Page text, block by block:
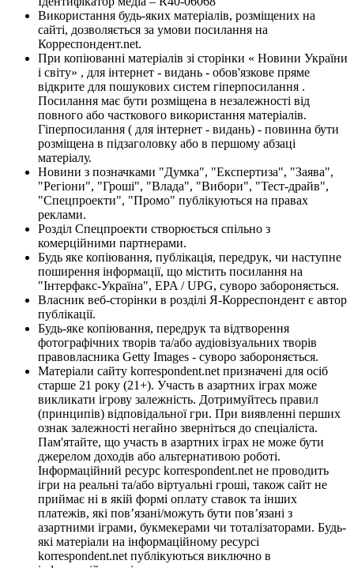
Використання будь-яких матеріалів, розміщених на
сайті, дозволяється за умови посилання на
Корреспондент.net.
При копіюванні матеріалів зі сторінки « Новини України
і світу» , для інтернет - видань - обов'язкове пряме
відкрите для пошукових систем гіперпосилання .
Посилання має бути розміщена в незалежності від
повного або часткового використання матеріалів.
Гіперпосилання ( для інтернет - видань) - повинна бути
розміщена в підзаголовку або в першому абзаці
матеріалу.
Новини з позначками "Думка", "Експертиза", "Заява",
"Регіони", "Гроші", "Влада", "Вибори", "Тест-драйв",
"Спецпроекти", "Промо" публікуються на правах
реклами.
Розділ Спецпроекти створюється спільно з
комерційними партнерами.
Будь яке копіювання, публікація, передрук, чи наступне
поширення інформації, що містить посилання на
"Інтерфакс-Україна", EPA / UPG, суворо забороняється.
Власник веб-сторінки в розділі Я-Корреспондент є автор
публікації.
Будь-яке копіювання, передрук та відтворення
фотографічних творів та/або аудіовізуальних творів
правовласника Getty Images - суворо забороняється.
Матеріали сайту korrespondent.net призначені для осіб
старше 21 року (21+). Участь в азартних іграх може
викликати ігрову залежність. Дотримуйтесь правил
(принципів) відповідальної гри. При виявленні перших
ознак залежності негайно зверніться до спеціаліста.
Пам'ятайте, що участь в азартних іграх не може бути
джерелом доходів або альтернативою роботі.
Інформаційний ресурс korrespondent.net не проводить
ігри на реальні та/або віртуальні гроші, також сайт не
приймає ні в якій формі оплату ставок та інших
платежів, які пов’язані/можуть бути пов’язані з
азартними іграми, букмекерами чи тоталізаторами. Будь-
які матеріали на інформаційному ресурсі
korrespondent.net публікуються виключно в